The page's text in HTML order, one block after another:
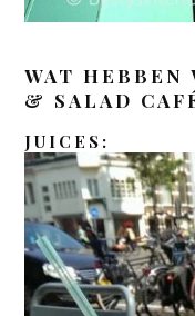
WAT HEBBEN
& SALAD
JUICES: